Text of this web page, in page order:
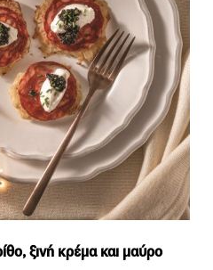
ξινή κρέμα και μαύρο